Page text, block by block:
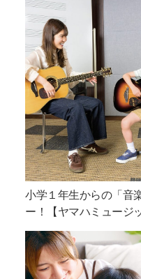
小学１年生からの「音
ー！【ヤマハミュージ